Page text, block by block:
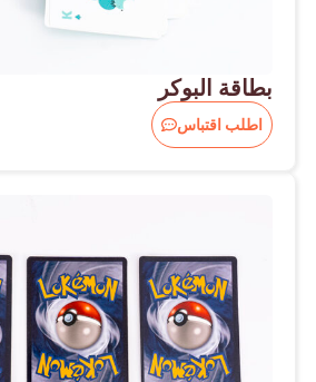
بطاقة البوكر
اطلب اقتباس